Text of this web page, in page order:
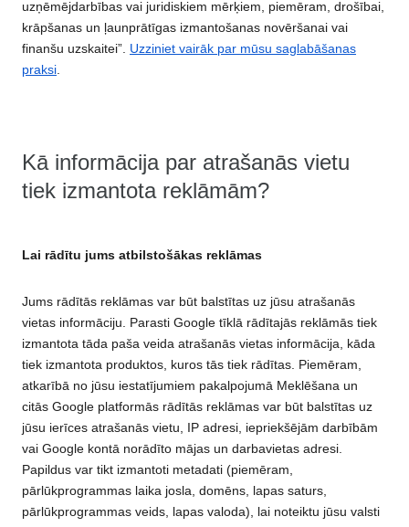
uzņēmējdarbības vai juridiskiem mērķiem, piemēram, drošībai,
krāpšanas un ļaunprātīgas izmantošanas novēršanai vai
finanšu uzskaitei”. Uzziniet vairāk par mūsu saglabāšanas
praksi
Kā informācija par atrašanās vietu
tiek izmantota reklāmām?
Lai rādītu jums atbilstošākas reklāmas
Jums rādītās reklāmas var būt balstītas uz jūsu atrašanās
vietas informāciju. Parasti Google tīklā rādītajās reklāmās tiek
izmantota tāda paša veida atrašanās vietas informācija, kāda
tiek izmantota produktos, kuros tās tiek rādītas. Piemēram,
atkarībā no jūsu iestatījumiem pakalpojumā Meklēšana un
citās Google platformās rādītās reklāmas var būt balstītas uz
jūsu ierīces atrašanās vietu, IP adresi, iepriekšējām darbībām
vai Google kontā norādīto mājas un darbavietas adresi.
Papildus var tikt izmantoti metadati (piemēram,
pārlūkprogrammas laika josla, domēns, lapas saturs,
pārlūkprogrammas veids, lapas valoda), lai noteiktu jūsu valsti